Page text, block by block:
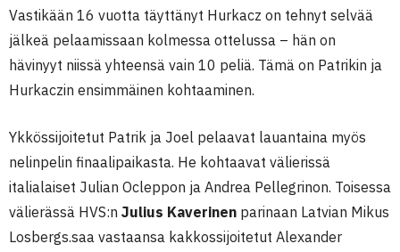
Vastikään 16 vuotta täyttänyt Hurkacz on tehnyt selvää
jälkeä pelaamissaan kolmessa ottelussa – hän on
hävinyyt niissä yhteensä vain 10 peliä. Tämä on Patrikin ja
Hurkaczin ensimmäinen kohtaaminen.
Ykkössijoitetut Patrik ja Joel pelaavat lauantaina myös
nelinpelin finaalipaikasta. He kohtaavat välierissä
italialaiset Julian Ocleppon ja Andrea Pellegrinon. Toisessa
välierässä HVS:n Julius Kaverinen parinaan Latvian Mikus
Losbergs.saa vastaansa kakkossijoitetut Alexander